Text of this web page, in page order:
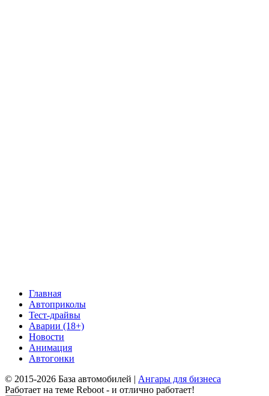
Главная
Автоприколы
Тест-драйвы
Аварии (18+)
Новости
Анимация
Автогонки
© 2015-2026 База автомобилей | Ангары для бизнеса
Работает на теме Reboot - и отлично работает!